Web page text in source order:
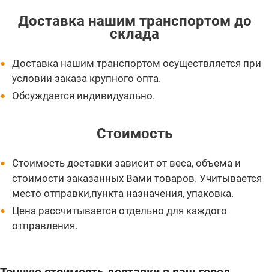
Доставка нашим транспортом до
склада
Доставка нашим транспортом осуществляется при
условии заказа крупного опта.
Обсуждается индивидуально.
Стоимость
Стоимость доставки зависит от веса, объема и
стоимости заказанных Вами товаров. Учитывается
место отправки,пункта назначения, упаковка.
Цена рассчитывается отдельно для каждого
отправления.